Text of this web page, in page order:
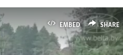
EMBED SHARE